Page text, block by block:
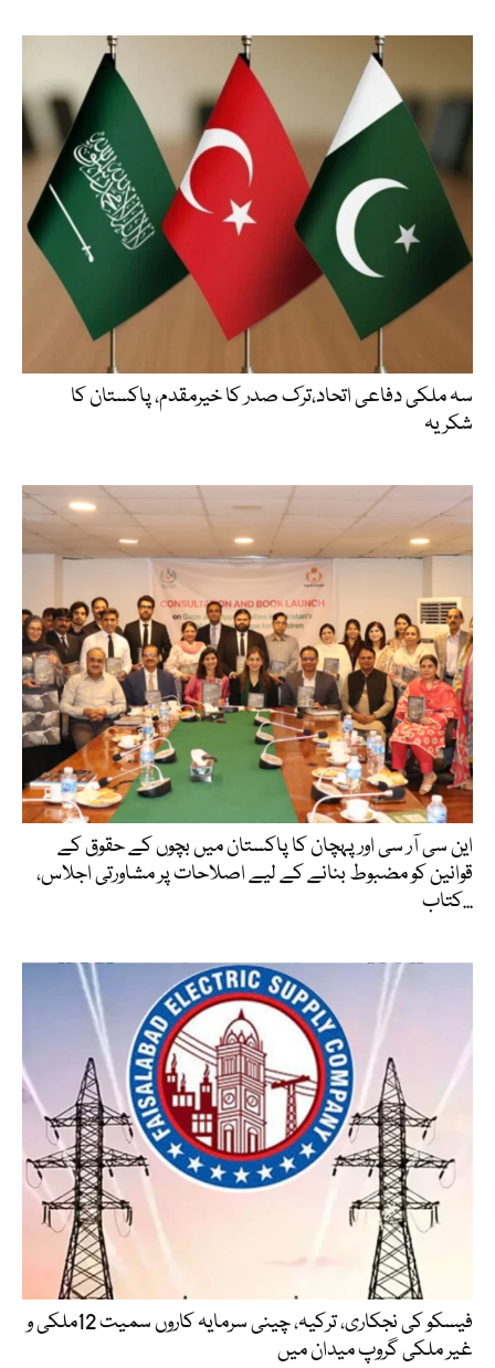
سہ ملکی دفاعی اتحاد،ترک صدر کا خیرمقدم، پاکستان کا
شکریہ
این سی آر سی اور پہچان کا پاکستان میں بچوں کے حقوق کے
قوانین کو مضبوط بنانے کے لیے اصلاحات پر مشاورتی اجلاس،
کتاب...
فیسکو کی نجکاری، ترکیہ، چینی سرمایہ کاروں سمیت 12ملکی و
غیر ملکی گروپ میدان میں